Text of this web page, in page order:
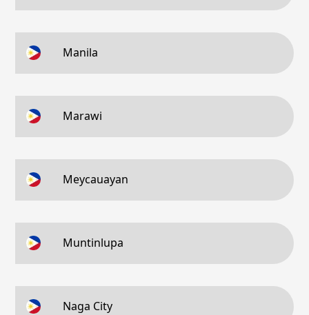
Manila
Marawi
Meycauayan
Muntinlupa
Naga City